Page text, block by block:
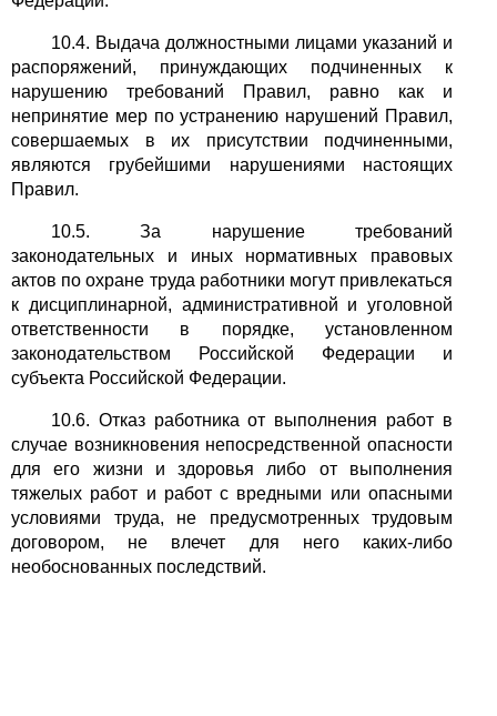
10.4. Выдача должностными лицами указаний и
распоряжений, принуждающих подчиненных к
нарушению требований Правил, равно как и
непринятие мер по устранению нарушений Правил,
совершаемых в их присутствии подчиненными,
являются грубейшими нарушениями настоящих
Правил.
10.5. За нарушение требований
законодательных и иных нормативных правовых
актов по охране труда работники могут привлекаться
к дисциплинарной, административной и уголовной
ответственности в порядке, установленном
законодательством Российской Федерации и
субъекта Российской Федерации.
10.6. Отказ работника от выполнения работ в
случае возникновения непосредственной опасности
для его жизни и здоровья либо от выполнения
тяжелых работ и работ с вредными или опасными
условиями труда, не предусмотренных трудовым
договором, не влечет для него каких-либо
необоснованных последствий.